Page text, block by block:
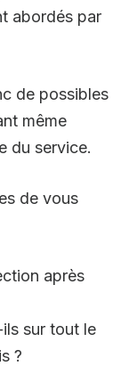
abordés par
de possibles
même
du service.
de vous
après
sur tout le
?